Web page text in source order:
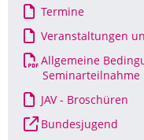
Termine
Veranstaltungen
Allgemeine
Seminarteilnahme
JAV - Broschüren
Bundesjugend